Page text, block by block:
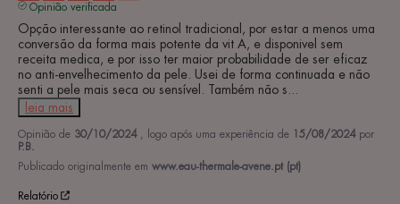
Opinião verificada
Opção interessante ao retinol tradicional, por estar a menos uma
conversão da forma mais potente da vit A, e disponivel sem
receita medica, e por isso ter maior probabilidade de ser eficaz
no anti-envelhecimento da pele. Usei de forma continuada e não
senti a pele mais seca ou sensível. Também não s
leia mais
Opinião de 30/10/2024 , logo após uma experiência de 15/08/2024 por
P.B.
Publicado originalmente em www.eau-thermale-avene.pt (pt)
Relatório